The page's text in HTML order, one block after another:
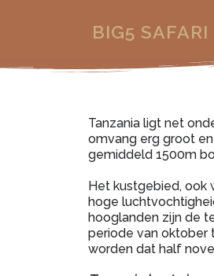
BIG5
Tanzania ligt net
omvang erg groot
gemiddeld 1500m
Het kustgebied, ook
hoge
hooglanden zijn de
periode van oktober
worden dat half